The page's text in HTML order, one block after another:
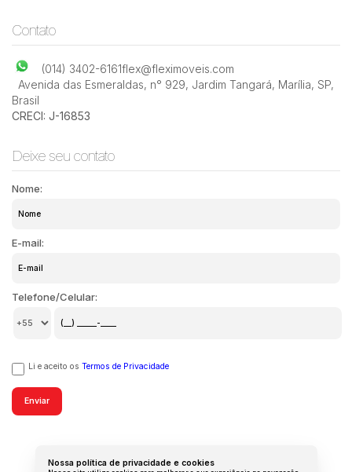
Nossa política de privacidade e cookies
Contato
(014) 3402-6161flex@fleximoveis.com
Avenida das Esmeraldas, n° 929, Jardim Tangará, Marília, SP,
Brasil
CRECI: J-16853
Deixe seu contato
Nome:
E-mail:
Telefone/Celular:
Li e aceito os Termos de Privacidade